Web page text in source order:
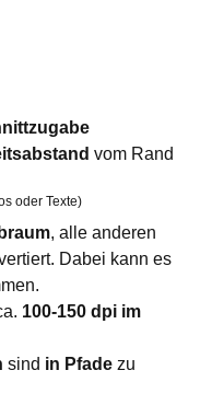
vom Rand
oder Texte)
, alle anderen
Dabei kann es
100-150 dpi im
sind in Pfade zu